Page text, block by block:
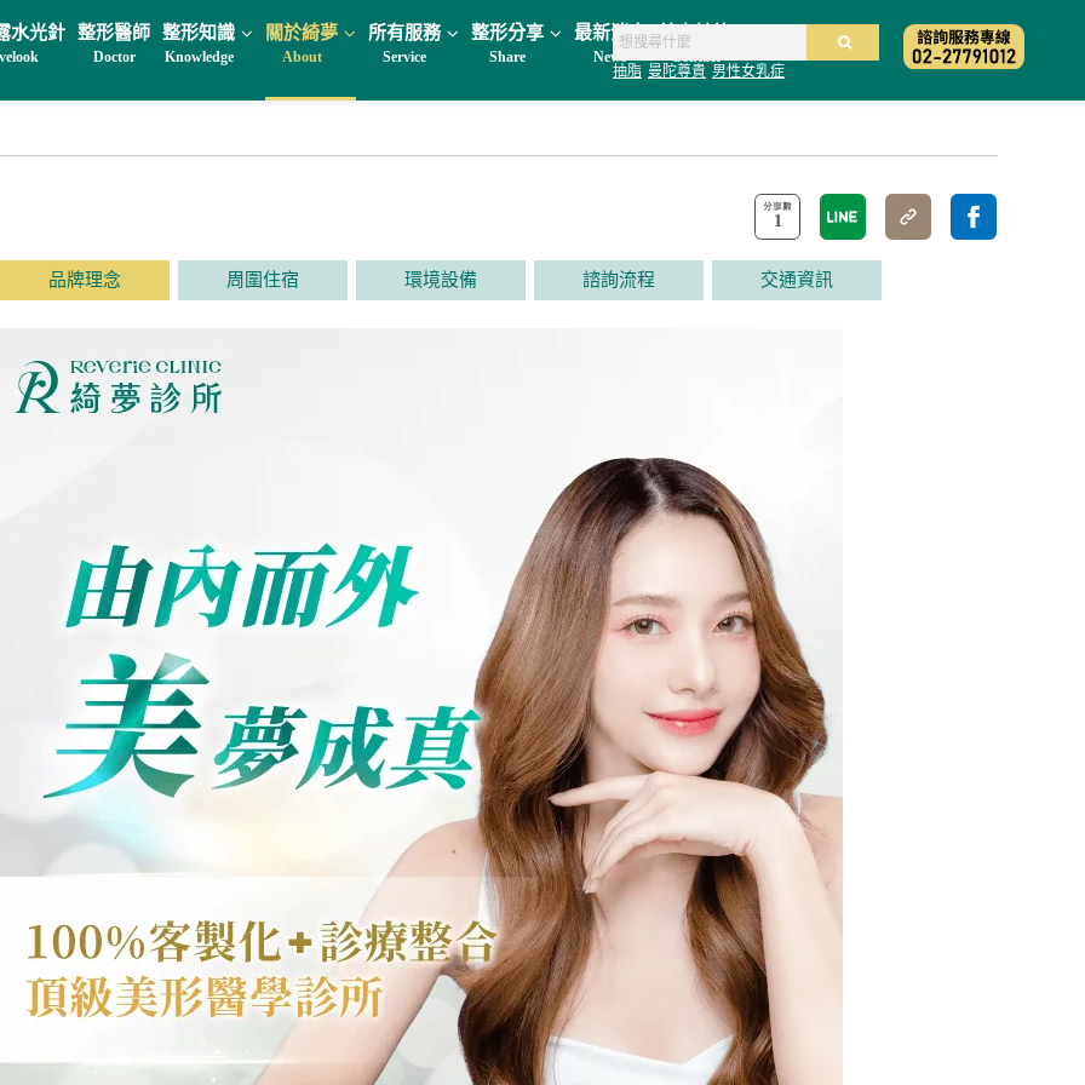
抽脂 曼陀尊貴 男性女乳症
水光針 整形醫師
Doctor
整形知識
Knowledge
關於綺夢
About
所有服務
Service
整形分享
Share
最新消息
News
線上諮詢
Contact
1
品牌理念 周圍住宿 環境設備 諮詢流程 交通資訊